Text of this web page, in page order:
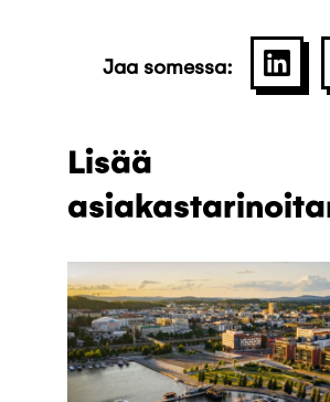
Jaa somessa:
Lisää